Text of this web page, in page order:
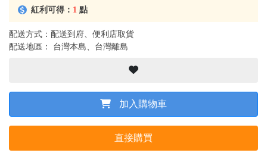
紅利可得： 1 點
配送方式：配送到府、便利店取貨
配送地區： 台灣本島、台灣離島
加入購物車
直接購買